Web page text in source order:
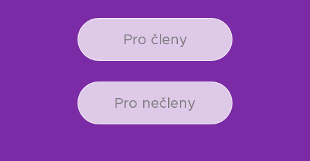
Pro členy
Pro nečleny